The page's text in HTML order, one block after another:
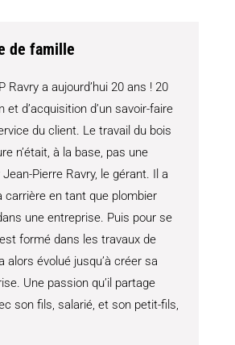
de famille
Ravry a aujourd’hui 20 ans ! 20
et d’acquisition d’un savoir-faire
du client. Le travail du bois
n’était, à la base, pas une
Pierre Ravry, le gérant. Il a
carrière en tant que plombier
une entreprise. Puis pour se
formé dans les travaux de
alors évolué jusqu’à créer sa
Une passion qu’il partage
son fils, salarié, et son petit-fils,